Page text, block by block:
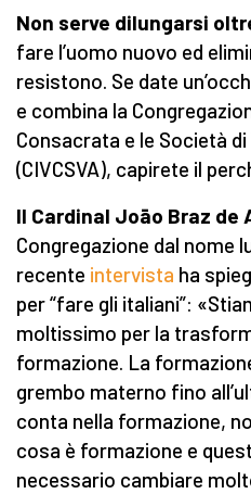
Non serve dilungarsi
fare l’uomo nuovo ed
resistono. Se date
e combina la
Consacrata e le Società
(CIVCSVA), capirete il
Il Cardinal Joāo Braz de
Congregazione dal nome
recente intervista ha
per “fare gli italiani”:
moltissimo per la
formazione. La
grembo materno fino
conta nella formazione,
cosa è formazione e
necessario cambiare